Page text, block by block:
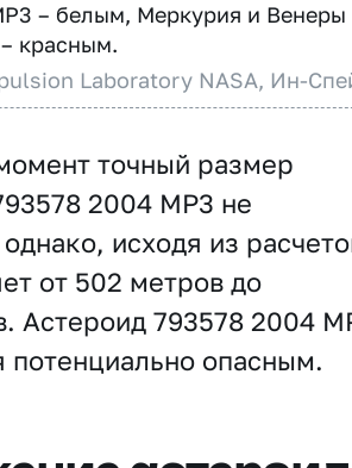
– белым, Меркурия и Венеры
красным.
Laboratory NASA, Ин-
точный размер
2004 MP3 не
исходя из
от 502 метров до
Астероид 793578 2004
потенциально опасным.